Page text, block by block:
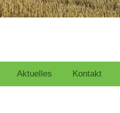
Aktuelles Kontakt